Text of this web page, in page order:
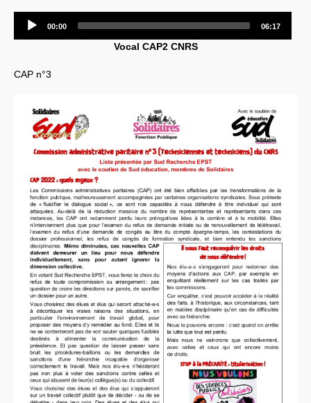
Player
00:00 06:17
Vocal CAP2 CNRS
CAP n°3